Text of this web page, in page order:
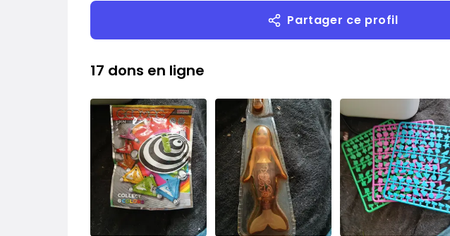
Partager ce profil
17 dons en ligne